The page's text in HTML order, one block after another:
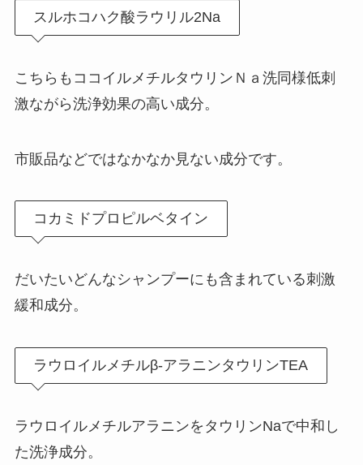
スルホコハク酸ラウリル2Na
こちらもココイルメチルタウリンＮａ洗同様低刺
激ながら洗浄効果の高い成分。
市販品などではなかなか見ない成分です。
コカミドプロピルベタイン
だいたいどんなシャンプーにも含まれている刺激
緩和成分。
ラウロイルメチルβ-アラニンタウリンTEA
ラウロイルメチルアラニンをタウリンNaで中和し
た洗浄成分。